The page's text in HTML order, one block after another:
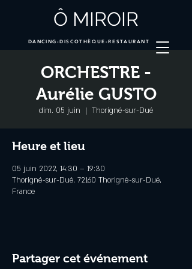
Ô MIROIR
DANCING-DISCOTHÈQUE-RESTAURANT
ORCHESTRE -
Aurélie GUSTO
dim. 05 juin
  |
Thorigné-sur-Dué
Heure et lieu
05 juin 2022, 14:30 – 19:30
Thorigné-sur-Dué, 72160 Thorigné-sur-Dué,
France
Partager cet événement